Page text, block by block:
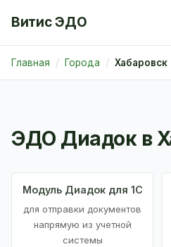
Витис ЭДО
Главная Города Хабаровск
ЭДО Диадок в
Модуль Диадок для 1С
для отправки документов
напрямую из учетной
системы